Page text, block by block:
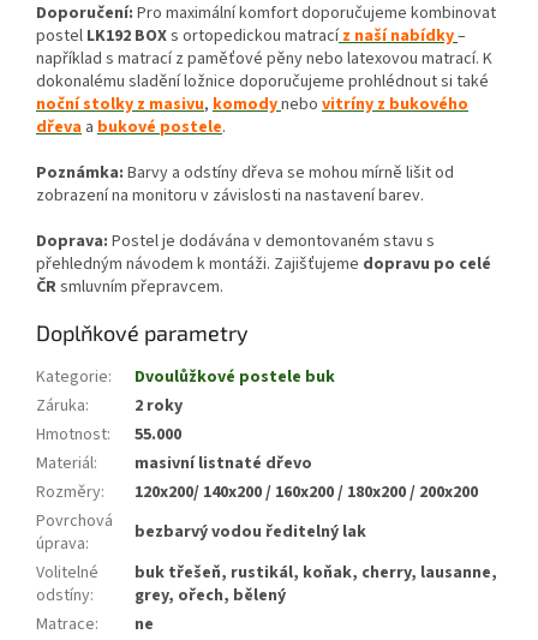
Doporučení: Pro maximální komfort doporučujeme kombinovat
postel LK192 BOXs ortopedickou matracíz naší nabídky–
například s matrací z paměťové pěny nebo latexovou matrací. K
dokonalému sladění ložnice doporučujeme prohlédnout si také
noční stolky z masivu, komodynebo vitríny z bukového
dřeva a bukové postele.
Poznámka: Barvy a odstíny dřeva se mohou mírně lišit od
zobrazení na monitoru v závislosti na nastavení barev.
Doprava: Postel je dodávána v demontovaném stavu s
přehledným návodem k montáži. Zajišťujeme dopravu po celé
ČRsmluvním přepravcem.
Doplňkové parametry
Kategorie:
Dvoulůžkové postele buk
Záruka:
2 roky
Hmotnost:
55.000
Materiál:
masivní listnaté dřevo
Rozměry:
120x200/ 140x200 / 160x200 / 180x200 / 200x200
Povrchová
úprava:
bezbarvý vodou ředitelný lak
Volitelné
odstíny:
buk třešeň, rustikál, koňak, cherry, lausanne,
grey, ořech, bělený
Matrace:
ne